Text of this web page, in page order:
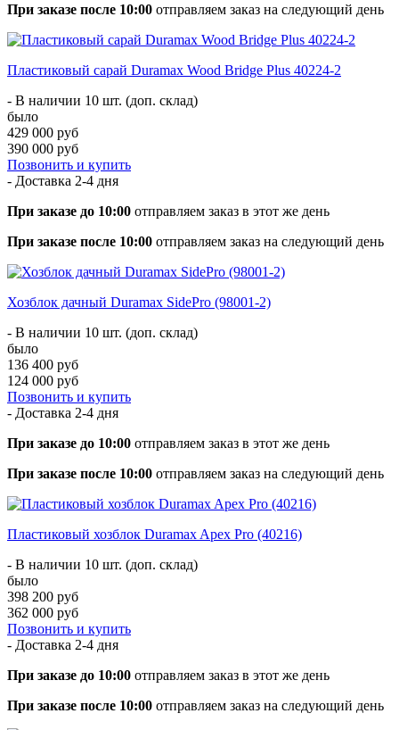
При заказе после 10:00 отправляем заказ на следующий день
Пластиковый сарай Duramax Wood Bridge Plus 40224-2
- В наличии 10 шт. (доп. склад)
было
429 000 руб
390 000 руб
Позвонить и купить
- Доставка 2-4 дня
При заказе до 10:00 отправляем заказ в этот же день
При заказе после 10:00 отправляем заказ на следующий день
Хозблок дачный Duramax SidePro (98001-2)
- В наличии 10 шт. (доп. склад)
было
136 400 руб
124 000 руб
Позвонить и купить
- Доставка 2-4 дня
При заказе до 10:00 отправляем заказ в этот же день
При заказе после 10:00 отправляем заказ на следующий день
Пластиковый хозблок Duramax Apex Pro (40216)
- В наличии 10 шт. (доп. склад)
было
398 200 руб
362 000 руб
Позвонить и купить
- Доставка 2-4 дня
При заказе до 10:00 отправляем заказ в этот же день
При заказе после 10:00 отправляем заказ на следующий день